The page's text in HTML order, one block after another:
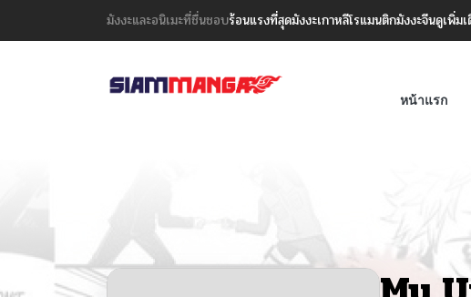
มังงะและอนิเมะที่ชื่นชอบร้อนแรงที่สุดมังงะเกาหลีโรแมนติกมังงะจีนดูเพิ่ม
หน้าแรก